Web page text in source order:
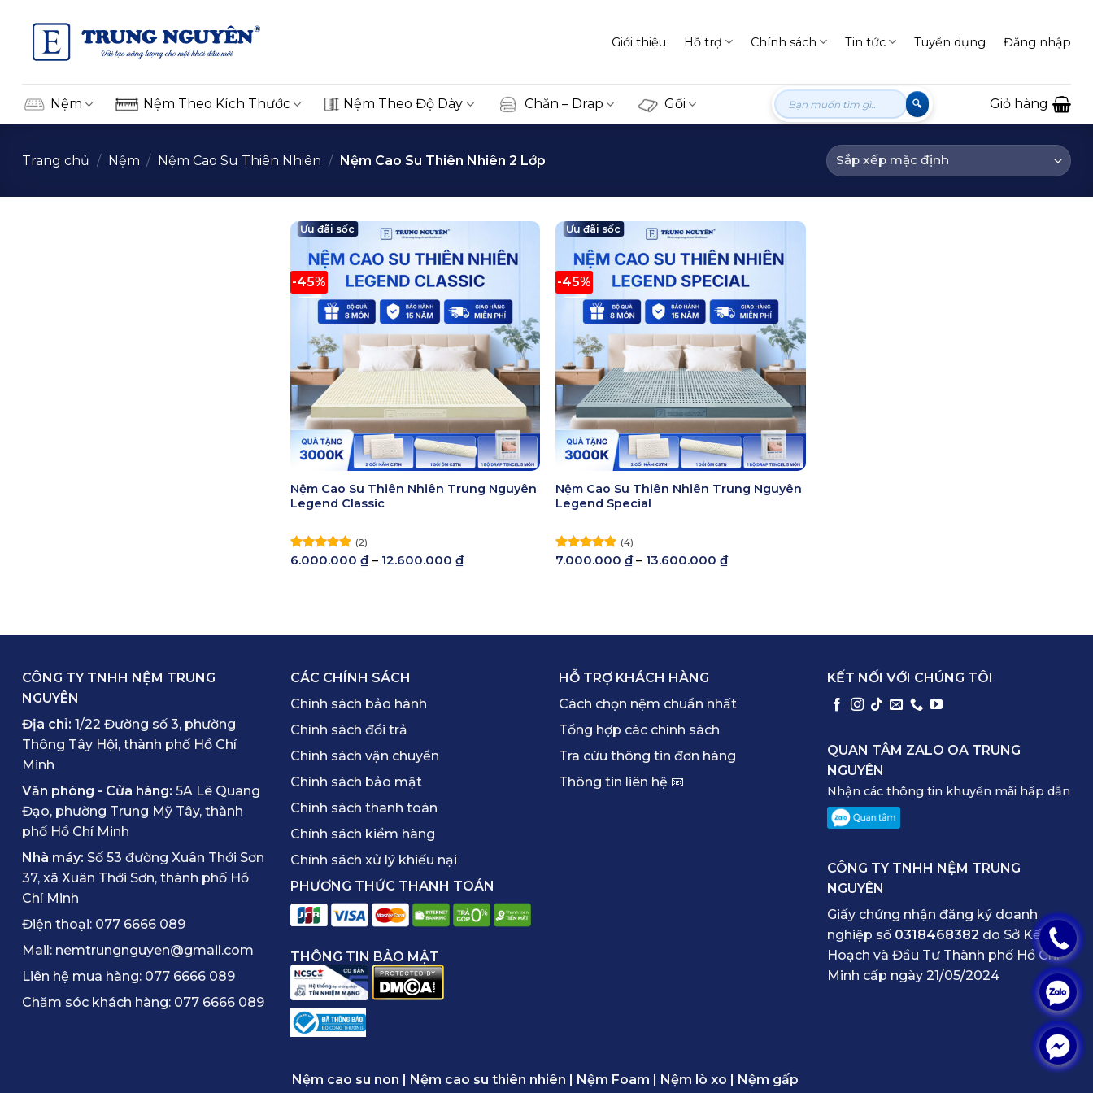
content
Giới thiệu Hỗ trợ Chính sách Tin tức Tuyển dụng Đăng nhập
Nệm Nệm Theo Kích Thước Nệm Theo Độ Dày Chăn – Drap Gối
Tìm
kiếm:
Giỏ hàng
Trang chủ / Nệm / Nệm Cao Su Thiên Nhiên / Nệm Cao Su Thiên Nhiên 2 Lớp
-45%
Ưu đãi sốc
Nệm Cao Su Thiên Nhiên Trung Nguyên
Legend Classic
Được xếp
(2)
6.000.000 ₫ – 12.600.000 ₫Khoảng
giá:
-45%
Ưu đãi sốc
Nệm Cao Su Thiên Nhiên Trung Nguyên
Legend Special
Được xếp
(4)
7.000.000₫ – 13.600.000₫Khoảng
CÔNG TY TNHH NỆM TRUNG
NGUYÊN
Địa chỉ: 1/22 Đường số 3, phường
Thông Tây Hội, thành phố Hồ Chí
Minh
Văn phòng - Cửa hàng: 5A Lê Quang
Đạo, phường Trung Mỹ Tây, thành
phố Hồ Chí Minh
Nhà máy: Số 53 đường Xuân Thới Sơn
37, xã Xuân Thới Sơn, thành phố Hồ
Chí Minh
Điện thoại: 077 6666 089
Mail: nemtrungnguyen@gmail.com
Liên hệ mua hàng: 077 6666 089
Chăm sóc khách hàng: 077 6666 089
CÁC CHÍNH SÁCH
Chính sách bảo hành
Chính sách đổi trả
Chính sách vận chuyển
Chính sách bảo mật
Chính sách thanh toán
Chính sách kiểm hàng
Chính sách xử lý khiếu nại
PHƯƠNG THỨC THANH TOÁN
THÔNG TIN BẢO MẬT
HỖ TRỢ KHÁCH HÀNG
Cách chọn nệm chuẩn nhất
Tổng hợp các chính sách
Tra cứu thông tin đơn hàng
Thông tin liên hệ 📧
KẾT NỐI VỚI CHÚNG TÔI
QUAN TÂM ZALO OA TRUNG
NGUYÊN
Nhận các thông tin khuyến mãi hấp dẫn
CÔNG TY TNHH NỆM TRUNG
NGUYÊN
Giấy chứng nhận đăng ký doanh
nghiệp số 0318468382 do Sở Kế
Hoạch và Đầu Tư Thành phố Hồ Chí
Minh cấp ngày 21/05/2024
Nệm cao su non Nệm cao su thiên nhiên Nệm Foam Nệm lò xo Nệm gấp
.
.
.